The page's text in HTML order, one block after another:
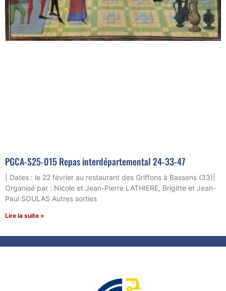
PGCA-S25-015 Repas interdépartemental 24-33-47
| Dates : le 22 février au restaurant des Griffons à Bassens (33)|
Organisé par : Nicole et Jean-Pierre LATHIERE, Brigitte et Jean-
Paul SOULAS Autres sorties
Lire la suite »